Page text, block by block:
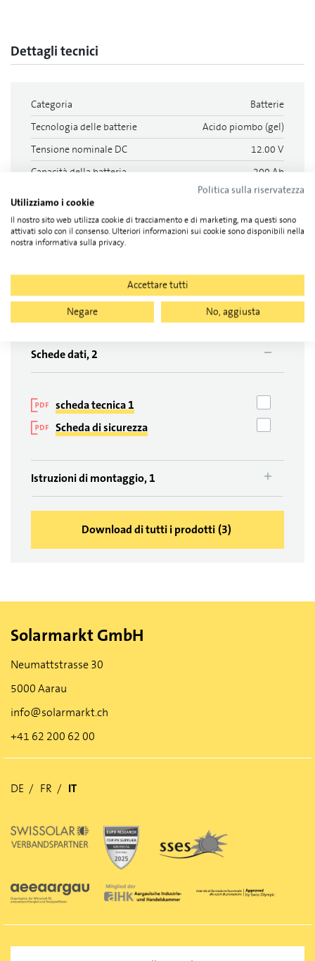
Dettagli tecnici
Categoria
Batterie
Tecnologia delle batterie
Acido piombo (gel)
Tensione nominale DC
12.00 V
Capacità della batteria
200 Ah
380 mm
Larghezza
205 mm
altezza
383 mm
Documenti
Schede dati, 2
scheda tecnica 1
Scheda di sicurezza
Istruzioni di montaggio, 1
Download di tutti i prodotti (3)
Solarmarkt GmbH
Neumattstrasse 30
5000 Aarau
info@solarmarkt.ch
+41 62 200 62 00
DE FR IT
Politica sulla riservatezza
Utilizziamo i cookie
Il nostro sito web utilizza cookie di tracciamento e di marketing, ma questi sono
attivati solo con il consenso. Ulteriori informazioni sui cookie sono disponibili nella
nostra informativa sulla privacy.
Accettare tutti
Negare
No, aggiusta